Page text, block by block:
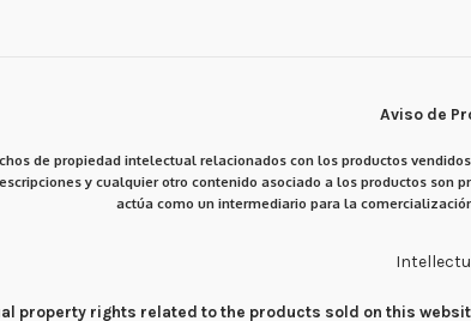
Aviso de
de propiedad intelectual relacionados con los productos
y cualquier otro contenido asociado a los productos son
actúa como un intermediario para la
property rights related to the products sold on this